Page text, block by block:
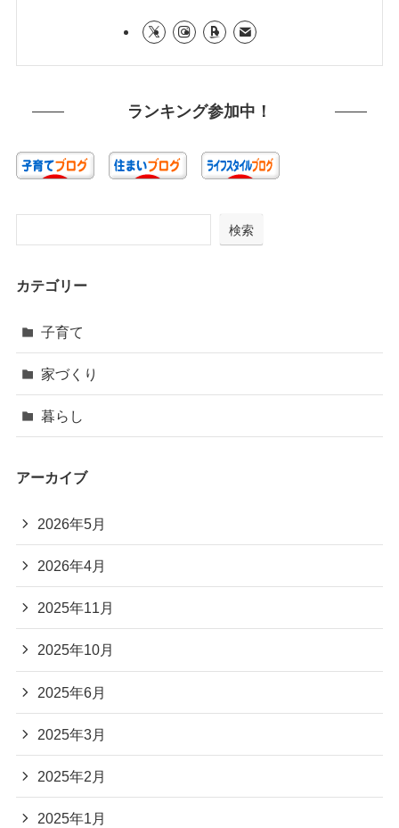
ランキング参加中！
検索
カテゴリー
子育て
家づくり
暮らし
アーカイブ
2026年5月
2026年4月
2025年11月
2025年10月
2025年6月
2025年3月
2025年2月
2025年1月